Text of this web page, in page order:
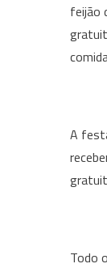
feijão
A
Todo